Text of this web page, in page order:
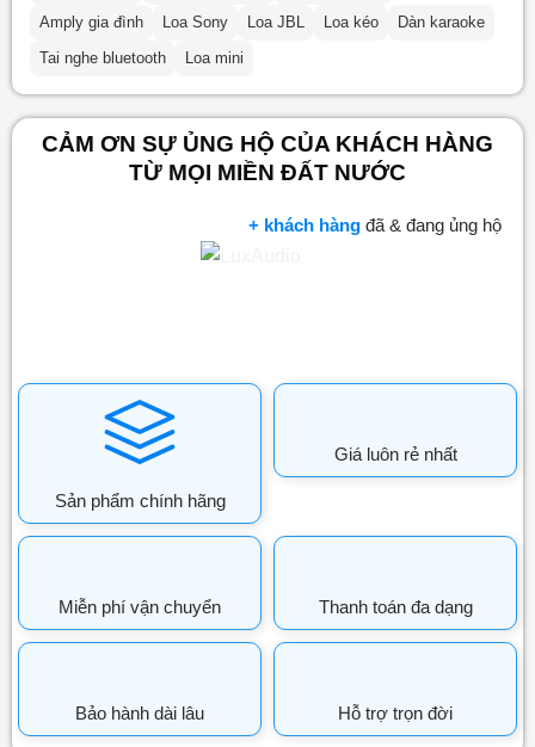
Amply gia đình
Loa Sony Loa JBL Loa kéo
Dàn karaoke
Tai nghe bluetooth
Loa mini
CẢM ƠN SỰ ỦNG HỘ CỦA KHÁCH HÀNG
TỪ MỌI MIỀN ĐẤT NƯỚC
+ khách hàng đã & đang ủng hộ
Sản phẩm chính hãng
Giá luôn rẻ nhất
Miễn phí vận chuyển Thanh toán đa dạng
Bảo hành dài lâu Hỗ trợ trọn đời